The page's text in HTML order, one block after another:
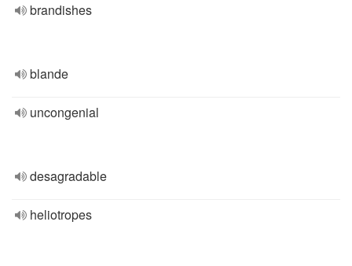
brandishes
blande
uncongenial
desagradable
heliotropes